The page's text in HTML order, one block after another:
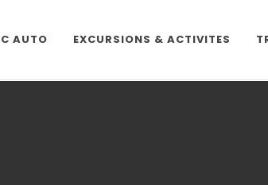
AUTO EXCURSIONS & ACTIVITES